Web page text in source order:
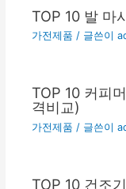
TOP 10 발 마
가전제품 / 글쓴이
TOP 10 커피
격비교)
가전제품 / 글쓴이
TOP 10 건조